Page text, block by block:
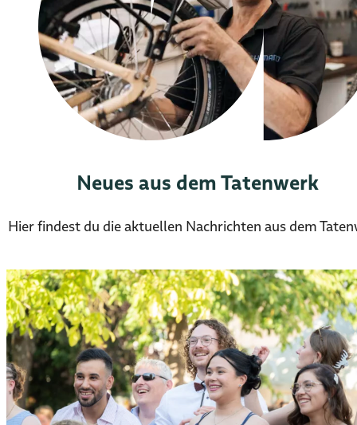
Neues aus dem Tatenwerk
Hier findest du die aktuellen Nachrichten aus dem